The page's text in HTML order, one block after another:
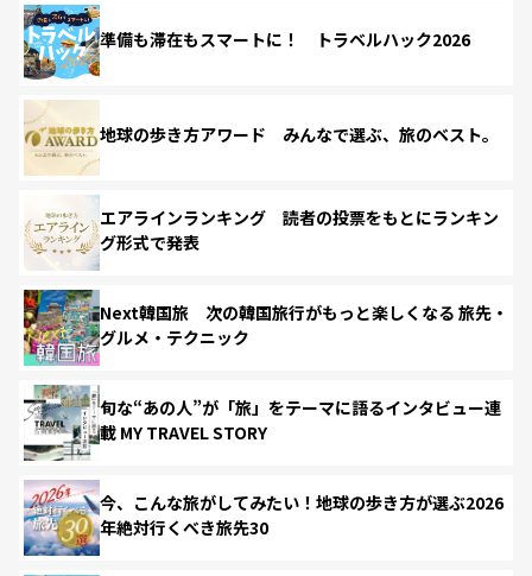
準備も滞在もスマートに！ トラベルハック2026
地球の歩き方アワード みんなで選ぶ、旅のベスト。
エアラインランキング 読者の投票をもとにランキン
グ形式で発表
Next韓国旅 次の韓国旅行がもっと楽しくなる 旅先・
グルメ・テクニック
旬な“あの人”が「旅」をテーマに語るインタビュー連
載 MY TRAVEL STORY
今、こんな旅がしてみたい！地球の歩き方が選ぶ2026
年絶対行くべき旅先30